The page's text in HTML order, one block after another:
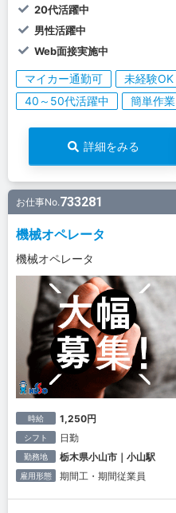
20代活躍中
男性活躍中
Web面接実施中
マイカー通勤可 未経験OK
40～50代活躍中
簡単作業
詳細をみる
お仕事No.733281
機械オペレータ
機械オペレータ
時給 1,250円
シフト 日勤
勤務地 栃木県小山市｜小山駅
雇用形態 期間工・期間従業員